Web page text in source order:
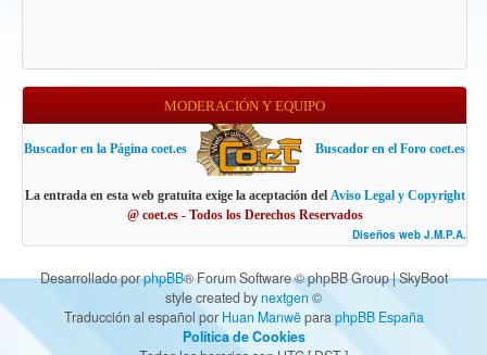
MODERACIÓN Y EQUIPO
Buscador en la Página coet.es Buscador en el Foro coet.es
La entrada en esta web gratuita exige la aceptación del Aviso Legal y Copyright
@ coet.es - Todos los Derechos Reservados
Diseños web J.M.P.A.
Desarrollado porphpBB® Forum Software © phpBB Group | SkyBoot
style created bynextgen ©
Traducción al español por Huan ManwëparaphpBB España
Política de Cookies